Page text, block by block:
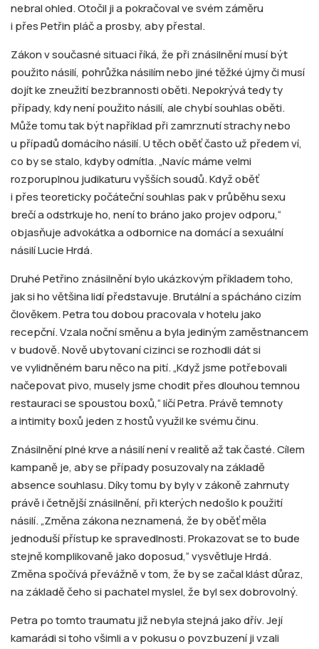
nebral ohled. Otočil ji a pokračoval ve svém záměru
i přes Petřin pláč a prosby, aby přestal.
Zákon v současné situaci říká, že při znásilnění musí být
použito násilí, pohrůžka násilím nebo jiné těžké újmy či musí
dojít ke zneužití bezbrannosti oběti. Nepokrývá tedy ty
případy, kdy není použito násilí, ale chybí souhlas oběti.
Může tomu tak být například při zamrznutí strachy nebo
u případů domácího násilí. U těch oběť často už předem ví,
co by se stalo, kdyby odmítla. „Navíc máme velmi
rozporuplnou judikaturu vyšších soudů. Když oběť
i přes teoreticky počáteční souhlas pak v průběhu sexu
brečí a odstrkuje ho, není to bráno jako projev odporu,“
objasňuje advokátka a odbornice na domácí a sexuální
násilí Lucie Hrdá.
Druhé Petřino znásilnění bylo ukázkovým příkladem toho,
jak si ho většina lidí představuje. Brutální a spácháno cizím
člověkem. Petra tou dobou pracovala v hotelu jako
recepční. Vzala noční směnu a byla jediným zaměstnancem
v budově. Nově ubytovaní cizinci se rozhodli dát si
ve vylidněném baru něco na pití. „Když jsme potřebovali
načepovat pivo, musely jsme chodit přes dlouhou temnou
restauraci se spoustou boxů,“ líčí Petra. Právě temnoty
a intimity boxů jeden z hostů využil ke svému činu.
Znásilnění plné krve a násilí není v realitě až tak časté. Cílem
kampaně je, aby se případy posuzovaly na základě
absence souhlasu. Díky tomu by byly v zákoně zahrnuty
právě i četnější znásilnění, při kterých nedošlo k použití
násilí. „Změna zákona neznamená, že by oběť měla
jednoduší přístup ke spravedlnosti. Prokazovat se to bude
stejně komplikovaně jako doposud,“ vysvětluje Hrdá.
Změna spočívá převážně v tom, že by se začal klást důraz,
na základě čeho si pachatel myslel, že byl sex dobrovolný.
Petra po tomto traumatu již nebyla stejná jako dřív. Její
kamarádi si toho všimli a v pokusu o povzbuzení ji vzali